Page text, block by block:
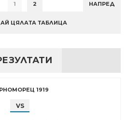
1 2 НАПРЕД
ЦЯЛАТА ТАБЛИЦА
1919
VS